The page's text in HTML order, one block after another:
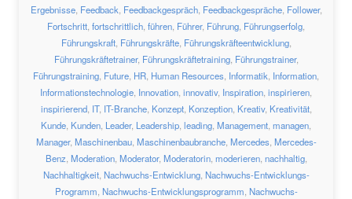
Ergebnisse, Feedback Feedbackgespräch, Feedbackgespräche, Follower,
Fortschritt fortschrittlich führen Führer, Führung Führungserfolg
Führungskraft, Führungskräfte, Führungskräfteentwicklung,
Führungskräftetrainer, Führungskräftetraining, Führungstrainer,
Führungstraining Future HR Human Resources Informatik Information
Informationstechnologie Innovation innovativ, Inspiration inspirieren
inspirierend, IT, IT-Branche, Konzept, Konzeption, Kreativ, Kreativität,
Kunde Kunden Leader, Leadership leading Management managen
Manager, Maschinenbau, Maschinenbaubranche, Mercedes, Mercedes-
Benz Moderation, Moderator, Moderatorin, moderieren, nachhaltig,
Nachhaltigkeit, Nachwuchs-Entwicklung, Nachwuchs-Entwicklungs-
Programm Nachwuchs-Entwicklungsprogramm Nachwuchs-